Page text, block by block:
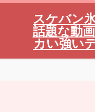
スケバン
話題な動
カい強い